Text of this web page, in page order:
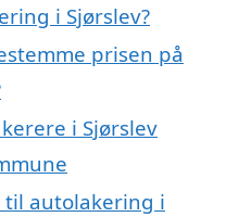
i Sjørslev?
prisen på
i Sjørslev
til autolakering i